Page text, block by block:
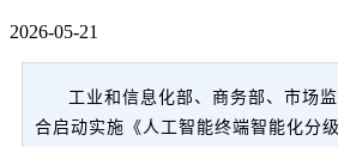
2026-05-21
工业和信息化部、商务部、市场
合启动实施《人工智能终端智能化分